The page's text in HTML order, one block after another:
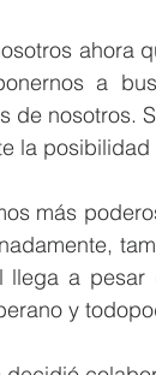
ahora
a
de nosotros.
la
más
llega a
y